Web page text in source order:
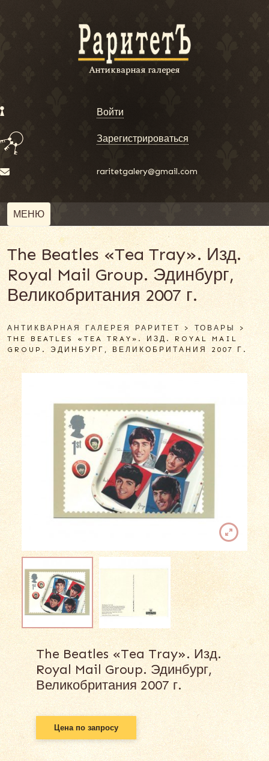
Войти
Зарегистрироваться
raritetgalery@gmail.com
МЕНЮ
The Beatles «Tea Tray». Изд.
Royal Mail Group. Эдинбург,
Великобритания 2007 г.
АНТИКВАРНАЯ ГАЛЕРЕЯ РАРИТЕТ >ТОВАРЫ >
THE BEATLES «TEA TRAY». ИЗД. ROYAL MAIL
GROUP. ЭДИНБУРГ, ВЕЛИКОБРИТАНИЯ 2007 Г.
The Beatles «Tea Tray». Изд.
Royal Mail Group. Эдинбург,
Великобритания 2007 г.
Цена по запросу